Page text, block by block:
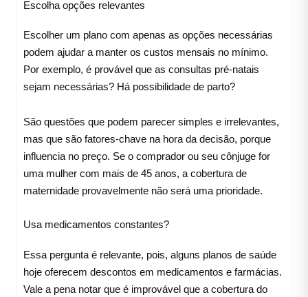
Escolha opções relevantes
Escolher um plano com apenas as opções necessárias
podem ajudar a manter os custos mensais no mínimo.
Por exemplo, é provável que as consultas pré-natais
sejam necessárias? Há possibilidade de parto?
São questões que podem parecer simples e irrelevantes,
mas que são fatores-chave na hora da decisão, porque
influencia no preço. Se o comprador ou seu cônjuge for
uma mulher com mais de 45 anos, a cobertura de
maternidade provavelmente não será uma prioridade.
Usa medicamentos constantes?
Essa pergunta é relevante, pois, alguns planos de saúde
hoje oferecem descontos em medicamentos e farmácias.
Vale a pena notar que é improvável que a cobertura do